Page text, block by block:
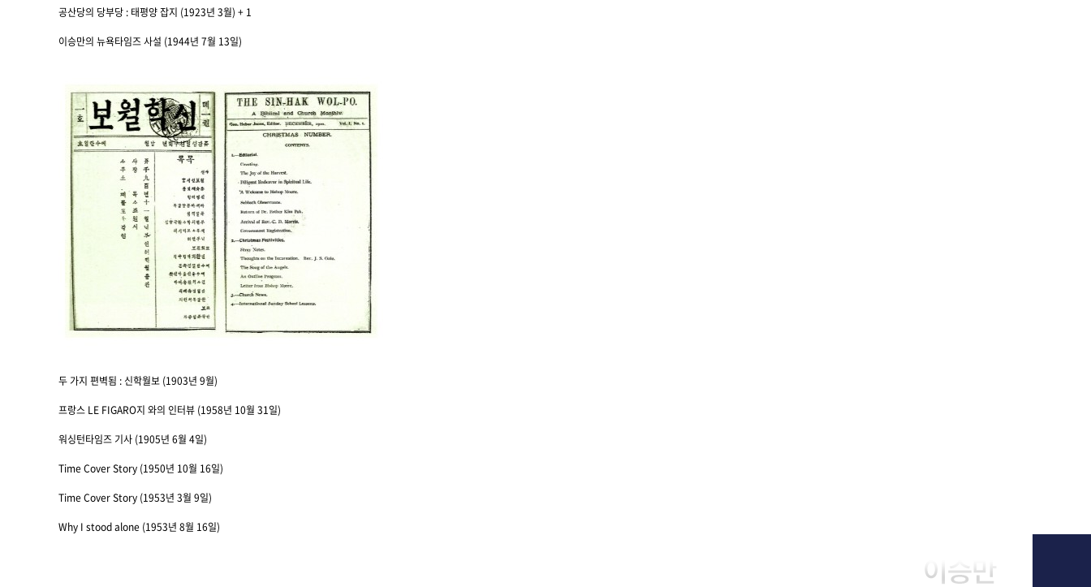
공산당의 당부당 : 태평양 잡지 (1923년 3월) + 1
이승만의 뉴욕타임즈 사설 (1944년 7월 13일)
두 가지 편벽됨 : 신학월보 (1903년 9월)
프랑스 LE FIGARO지 와의 인터뷰 (1958년 10월 31일)
워싱턴타임즈 기사 (1905년 6월 4일)
Time Cover Story (1950년 10월 16일)
Time Cover Story (1953년 3월 9일)
Why I stood alone (1953년 8월 16일)